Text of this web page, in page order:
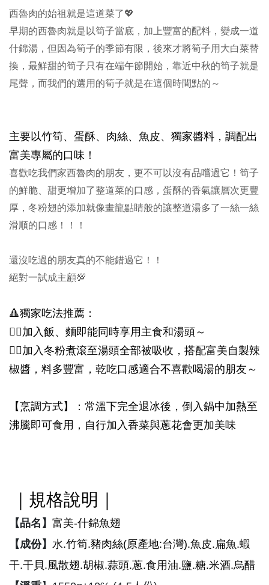
西魯肉的始祖就是這道菜了💖
早期的西魯肉就是以筍子當底，加上豐富的配料，變成一道
什錦湯，但因為筍子的季節有限，後來才將筍子用大白菜替
換，最鮮甜的筍子只有在端午節開始，靠近中秋的筍子就是
尾聲，而我們的選用的筍子就是在這個時間點的～
主要以竹筍、蛋酥、肉絲、魚皮、獨家醬料，調配出
富美專屬的口味！
喜歡吃我們家西魯肉的朋友，更不可以沒有品嚐過它！筍子
的鮮脆、甜更增加了整道菜的口感，蛋酥的香氣讓層次更豐
厚，冬粉翅的添加就像畫龍點睛般的讓整道湯多了一絲一絲
滑順的口感！！！
還沒吃過的朋友真的不能錯過它！！
絕對一試成主顧💯
🔺獨家吃法推薦：
👉🏻加入飯、麵即能同時享用主食和湯頭～
👉🏻加入冬粉煮滾至湯頭全部被吸收，搭配富美自製辣
椒醬，料多豐富，乾吃口感適合不喜歡喝湯的朋友～
【烹調方式】：常溫下完全退冰後，倒入鍋中加熱至
沸騰即可食用，自行加入香菜與蔥花會更加美味
｜規格說明｜
【品名】 富美-什錦魚翅
【成份】 水.竹筍.豬肉絲(原產地:台灣).魚皮.扁魚.蝦
干.干貝.風散翅.胡椒.蒜頭.蔥.食用油.鹽.糖.米酒.烏醋